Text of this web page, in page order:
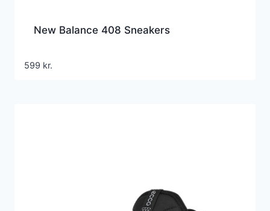
New Balance 408 Sneakers
599 kr.